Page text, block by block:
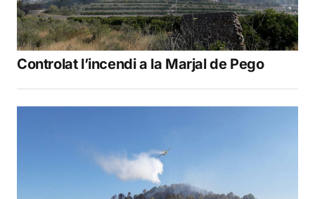
Controlat l’incendi a la Marjal de Pego